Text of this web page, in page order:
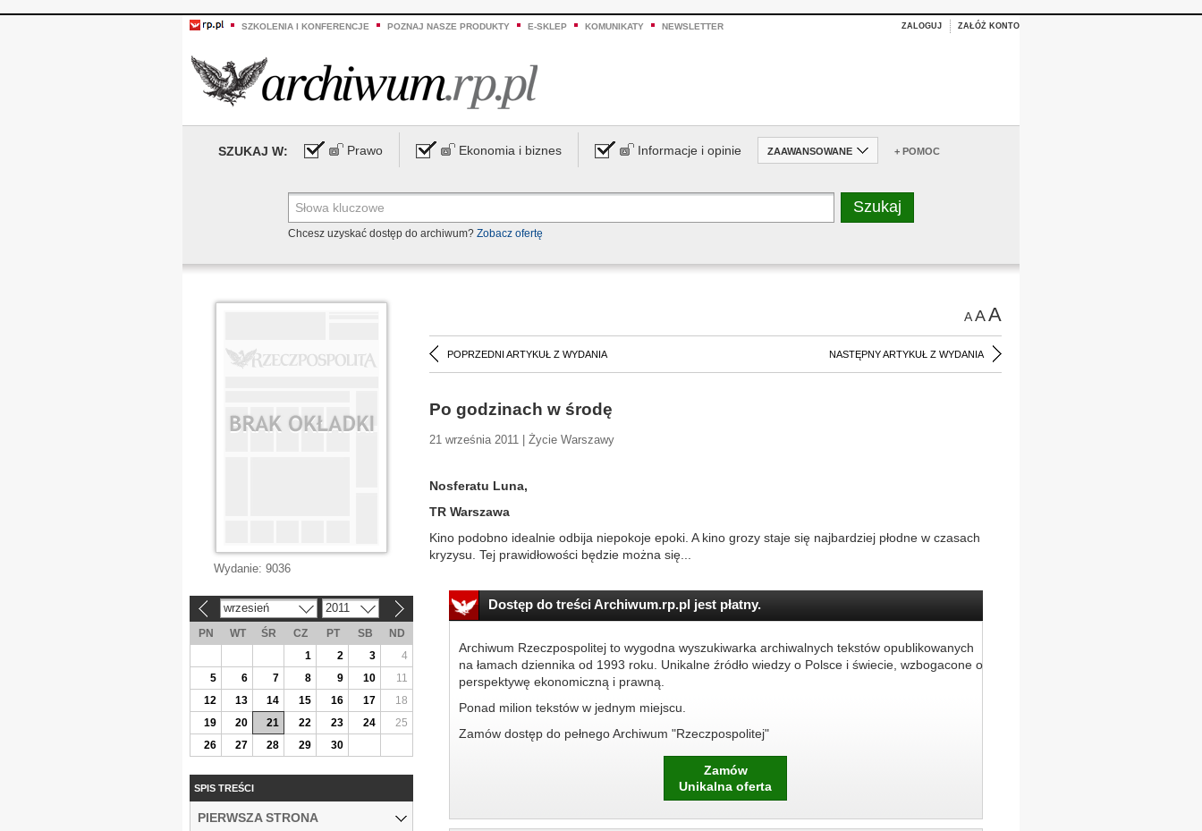
SZKOLENIA I KONFERENCJE POZNAJ NASZE PRODUKTY E-SKLEP KOMUNIKATY NEWSLETTER ZALOGUJ ZAŁÓŻ KONTO
SZUKAJ W: Prawo Ekonomia i biznes Informacje i opinie ZAAWANSOWANE + POMOC
Chcesz uzyskać dostęp do archiwum? Zobacz ofertę
AAA
POPRZEDNI ARTYKUŁ Z WYDANIA NASTĘPNY ARTYKUŁ Z WYDANIA
Po godzinach w środę
21 września 2011 | Życie Warszawy
Nosferatu Luna,
TR Warszawa
Kino podobno idealnie odbija niepokoje epoki. A kino grozy staje się najbardziej płodne w czasach
kryzysu. Tej prawidłowości będzie można się...
Dostęp do treści Archiwum.rp.pl jest płatny.
Archiwum Rzeczpospolitej to wygodna wyszukiwarka archiwalnych tekstów opublikowanych
na łamach dziennika od 1993 roku. Unikalne źródło wiedzy o Polsce i świecie, wzbogacone o
perspektywę ekonomiczną i prawną.
Ponad milion tekstów w jednym miejscu.
Zamów dostęp do pełnego Archiwum "Rzeczpospolitej"
Zamów
Unikalna oferta
Wydanie: 9036
wrzesień 2011
PN WT ŚR CZ PT SB
ND
1
2 3
4
5
6 7 8 9 10
11
12
13 14 15 16 17
18
19
20 21 22 23 24
25
26
27 28 29 30
SPIS TREŚCI
PIERWSZA STRONA